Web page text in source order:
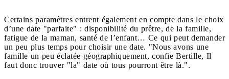
Certains paramètres entrent également en compte dans le choix
d’une date "parfaite" : disponibilité du prêtre, de la famille,
fatigue de la maman, santé de l’enfant… Ce qui peut demander
un peu plus temps pour choisir une date. "Nous avons une
famille un peu éclatée géographiquement, confie Bertille, Il
faut donc trouver "la" date où tous pourront être là.".